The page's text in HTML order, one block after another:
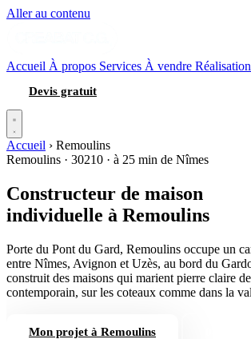
Aller au contenu
Accueil À propos Services À vendre
Devis gratuit
Accueil › Remoulins
Remoulins · 30210 · à 25 min de Nîmes
Constructeur de maison
individuelle à Remoulins
Porte du Pont du Gard, Remoulins occupe un
entre Nîmes, Avignon et Uzès, au bord du
construit des maisons qui marient pierre claire
contemporain, sur les coteaux comme dans la
Mon projet à Remoulins